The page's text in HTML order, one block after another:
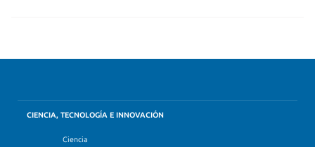
CIENCIA, TECNOLOGÍA E INNOVACIÓN
Ciencia